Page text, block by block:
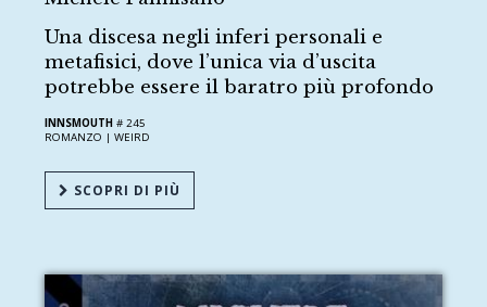
Una discesa negli inferi personali e
metafisici, dove l’unica via d’uscita
potrebbe essere il baratro più profondo
INNSMOUTH # 245
ROMANZO |WEIRD
SCOPRI DI PIÙ